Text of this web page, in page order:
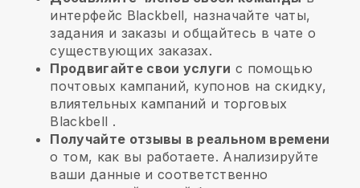
интерфейс Blackbell, назначайте чаты,
задания и заказы и общайтесь в чате о
существующих заказах.
Продвигайте свои услуги с помощью
почтовых кампаний, купонов на скидку,
влиятельных кампаний и торговых
Blackbell .
Получайте отзывы в реальном времени
о том, как вы работаете. Анализируйте
ваши данные и соответственно